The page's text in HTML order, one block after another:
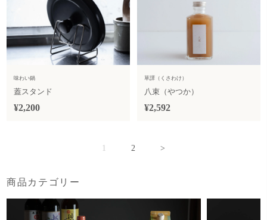
味わい鍋
蓋スタンド
¥2,200
草譯（くさわけ）
八束（やつか）
¥2,592
1 2 >
商品カテゴリー